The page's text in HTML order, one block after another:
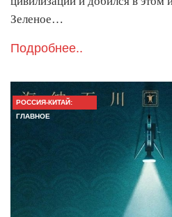
Зеленое…
Подробнее..
РОССИЯ-КИТАЙ:
ГЛАВНОЕ